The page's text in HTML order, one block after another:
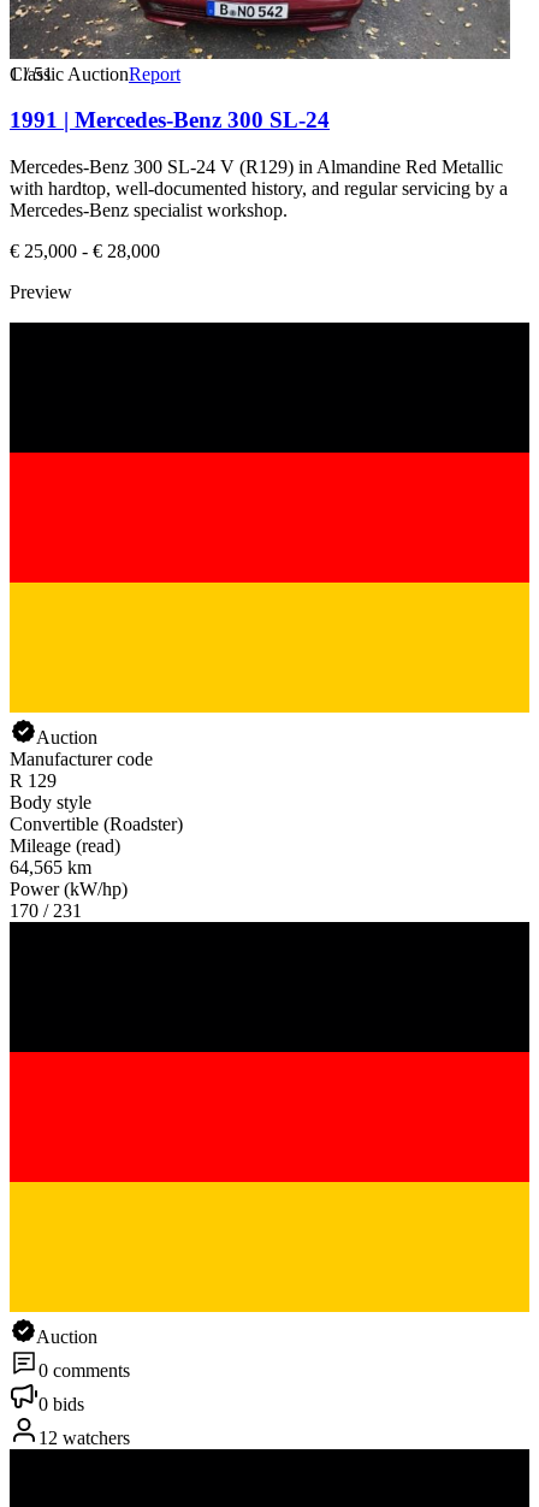
1/51
Classic AuctionReport
1991 | Mercedes-Benz 300 SL-24
Mercedes-Benz 300 SL-24 V (R129) in Almandine Red Metallic
with hardtop, well-documented history, and regular servicing by a
Mercedes-Benz specialist workshop.
€ 25,000 - € 28,000
Preview
Auction
Manufacturer code
R 129
Body style
Convertible (Roadster)
Mileage (read)
64,565 km
Power (kW/hp)
170 / 231
Auction
0 comments
0 bids
12 watchers